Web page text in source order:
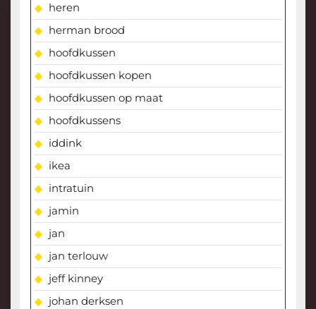
heren
herman brood
hoofdkussen
hoofdkussen kopen
hoofdkussen op maat
hoofdkussens
iddink
ikea
intratuin
jamin
jan
jan terlouw
jeff kinney
johan derksen